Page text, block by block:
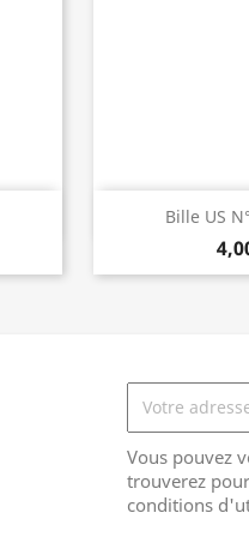
Bille US

Vous pouvez
trouverez
conditions